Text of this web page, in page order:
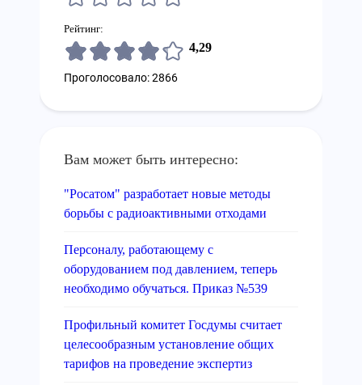
Рейтинг:
4,29
Проголосовало: 2866
Вам может быть интересно:
"Росатом" разработает новые методы
борьбы с радиоактивными отходами
Персоналу, работающему с
оборудованием под давлением, теперь
необходимо обучаться. Приказ №539
Профильный комитет Госдумы считает
целесообразным установление общих
тарифов на проведение экспертиз